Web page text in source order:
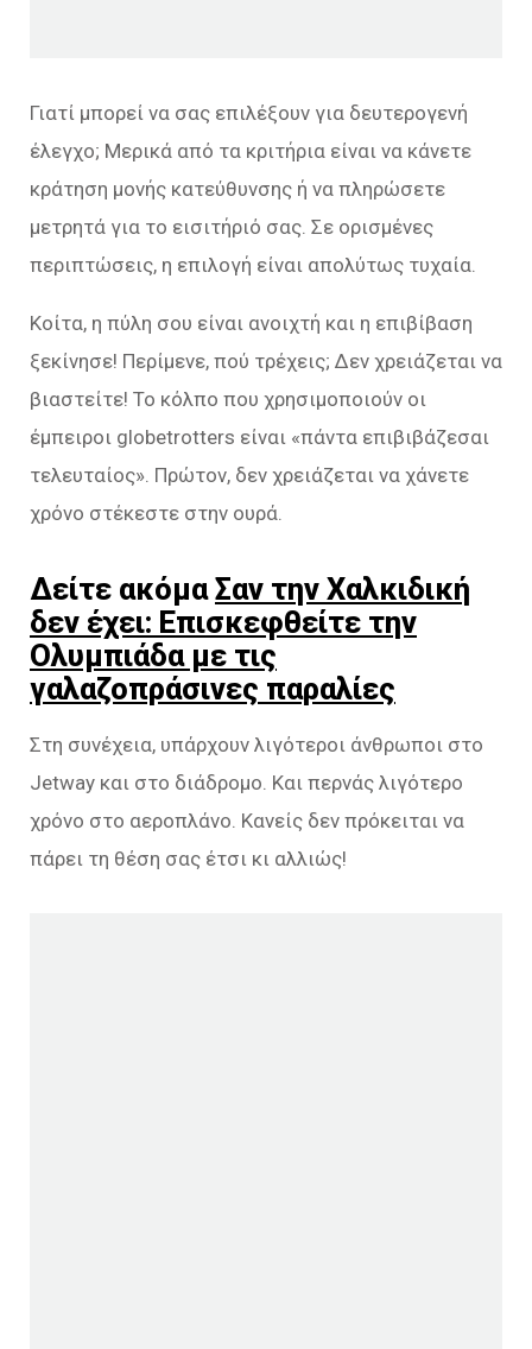
Γιατί μπορεί να σας επιλέξουν για δευτερογενή
έλεγχο; Μερικά από τα κριτήρια είναι να κάνετε
κράτηση μονής κατεύθυνσης ή να πληρώσετε
μετρητά για το εισιτήριό σας. Σε ορισμένες
περιπτώσεις, η επιλογή είναι απολύτως τυχαία.
Κοίτα, η πύλη σου είναι ανοιχτή και η επιβίβαση
ξεκίνησε! Περίμενε, πού τρέχεις; Δεν χρειάζεται να
βιαστείτε! Το κόλπο που χρησιμοποιούν οι
έμπειροι globetrotters είναι «πάντα επιβιβάζεσαι
τελευταίος». Πρώτον, δεν χρειάζεται να χάνετε
χρόνο στέκεστε στην ουρά.
Δείτε ακόμαΣαν την Χαλκιδική
δεν έχει: Επισκεφθείτε την
Ολυμπιάδα με τις
γαλαζοπράσινες παραλίες
Στη συνέχεια, υπάρχουν λιγότεροι άνθρωποι στο
Jetway και στο διάδρομο. Και περνάς λιγότερο
χρόνο στο αεροπλάνο. Κανείς δεν πρόκειται να
πάρει τη θέση σας έτσι κι αλλιώς!